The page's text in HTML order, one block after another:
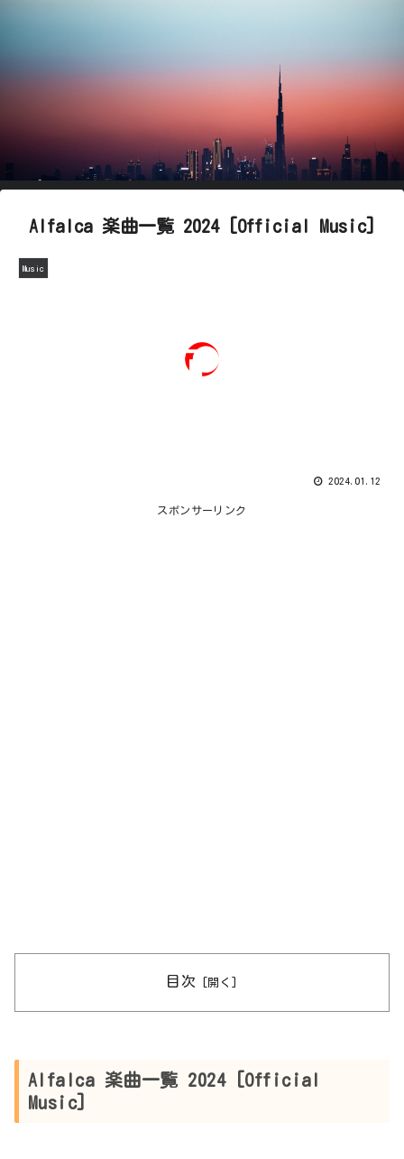
Alfalca 楽曲一覧 2024 [Official Music]
Music
2024.01.12
スポンサーリンク
目次
Alfalca 楽曲一覧 2024 [Official
Music]